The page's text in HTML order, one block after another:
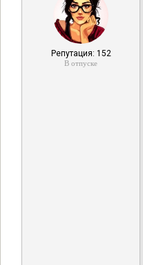
Репутация: 152
В отпуске